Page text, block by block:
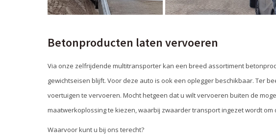
Betonproducten laten vervoeren
Via onze zelfrijdende multitransporter kan een breed assortiment
gewichtseisen blijft. Voor deze auto is ook een oplegger beschikbaar. Ter
voertuigen te vervoeren. Mocht hetgeen dat u wilt vervoeren buiten de
maatwerkoplossing te kiezen, waarbij zwaarder transport ingezet wordt om
Waarvoor kunt u bij ons terecht?